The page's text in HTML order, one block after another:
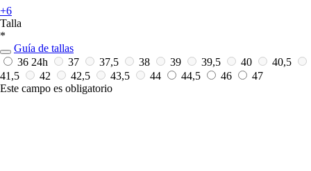
+6
Talla
*
Guía de tallas
36 24h 37 37,5 38 39 39,5 40
40,5
41,5
42 42,5 43,5 44 44,5 46
47
Este campo es obligatorio